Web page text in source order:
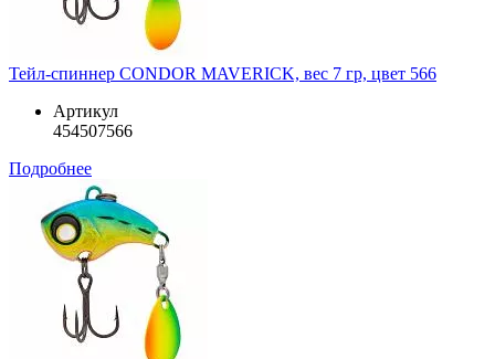
Тейл-спиннер CONDOR MAVERICK, вес 7 гр, цвет 566
Артикул
454507566
Подробнее